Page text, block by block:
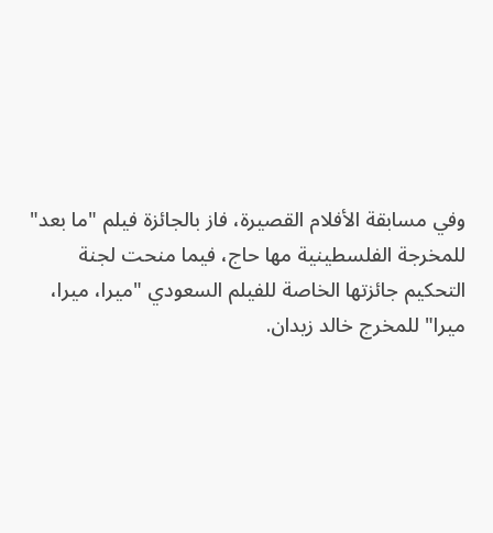
وفي مسابقة الأفلام القصيرة، فاز بالجائزة فيلم "ما بعد"
للمخرجة الفلسطينية مها حاج، فيما منحت لجنة
التحكيم جائزتها الخاصة للفيلم السعودي "ميرا، ميرا،
ميرا" للمخرج خالد زيدان.